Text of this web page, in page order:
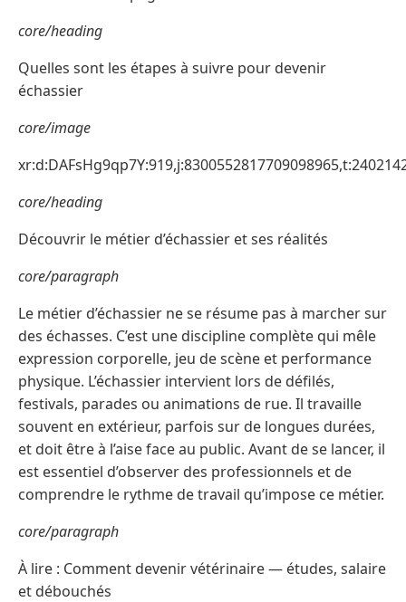
core/heading
Quelles sont les étapes à suivre pour devenir
échassier
core/image
core/heading
Découvrir le métier d’échassier et ses réalités
core/paragraph
Le métier d’échassier ne se résume pas à marcher sur
des échasses. C’est une discipline complète qui mêle
expression corporelle, jeu de scène et performance
physique. L’échassier intervient lors de défilés,
festivals, parades ou animations de rue. Il travaille
souvent en extérieur, parfois sur de longues durées,
et doit être à l’aise face au public. Avant de se lancer, il
est essentiel d’observer des professionnels et de
comprendre le rythme de travail qu’impose ce métier.
core/paragraph
À lire : Comment devenir vétérinaire — études, salaire
et débouchés